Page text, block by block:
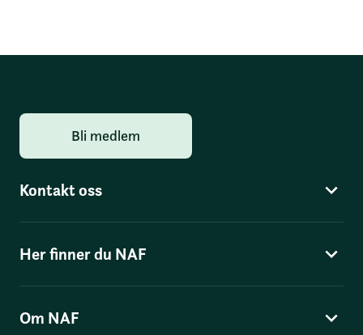
Bli medlem
Kontakt oss
Her finner du NAF
Om NAF